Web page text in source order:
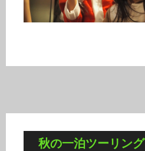
秋の一泊ツーリング